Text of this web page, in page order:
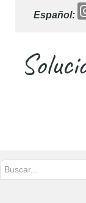
Español:
Buscar...